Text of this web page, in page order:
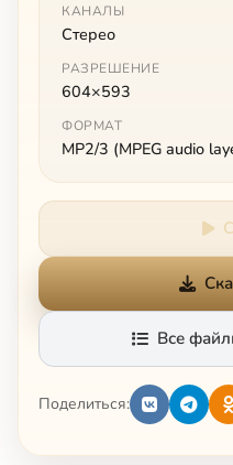
КАНАЛЫ
Стерео
РАЗРЕШЕНИЕ
604×593
ФОРМАТ
MP2/3 (MPEG audio
Все
Поделиться: